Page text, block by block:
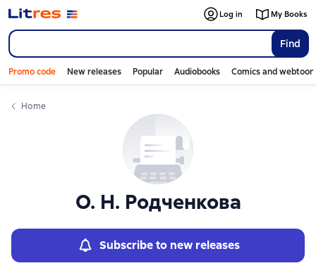
Find
Log in My Books
Promo code New releases Popular Audiobooks Comics and
Home
О. Н. Родченкова
Subscribe to new releases
Слайдер с книгами